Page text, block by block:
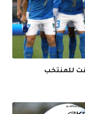
للمنتخب